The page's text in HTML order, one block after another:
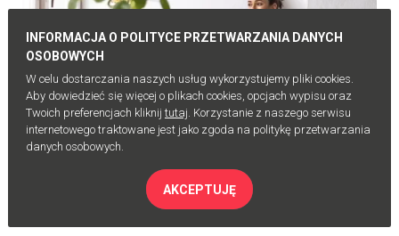
Porady eksperta
INFORMACJA O POLITYCE PRZETWARZANIA DANYCH
OSOBOWYCH
W celu dostarczania naszych usług wykorzystujemy pliki cookies.
Aby dowiedzieć się więcej o plikach cookies, opcjach wypisu oraz
Twoich preferencjach kliknij tutaj. Korzystanie z naszego serwisu
internetowego traktowane jest jako zgoda na politykę przetwarzania
danych osobowych.
AKCEPTUJĘ